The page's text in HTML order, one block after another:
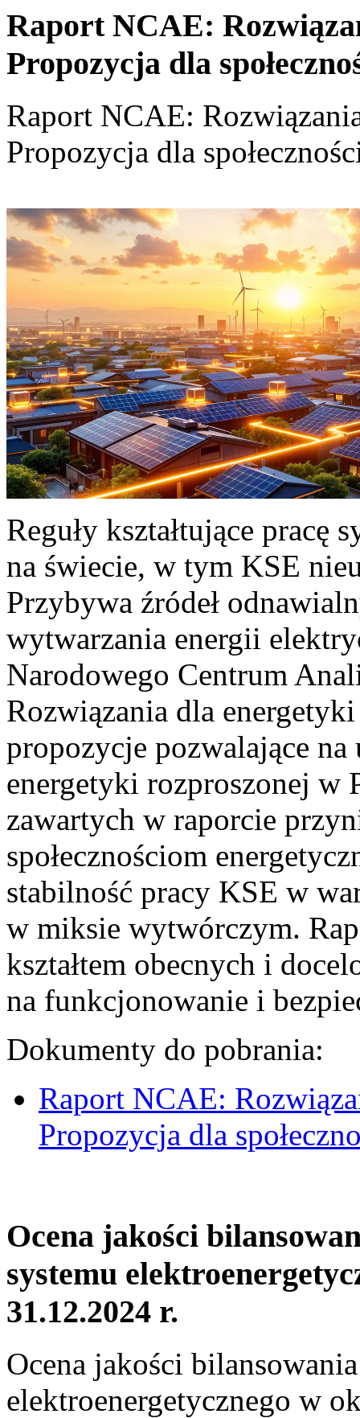
Raport NCAE:
Propozycja dla
Raport NCAE:
Propozycja dla
Reguły kształtujące pracę
na świecie, w tym KSE
Przybywa źródeł
wytwarzania energii
Narodowego Centrum
Rozwiązania dla
propozycje pozwalające
energetyki rozproszonej w
zawartych w raporcie
społecznościom
stabilność pracy KSE w
w miksie wytwórczym.
kształtem obecnych i
na funkcjonowanie i
Dokumenty do pobrania:
Raport NCAE:
Propozycja dla
Ocena jakości
systemu
31.12.2024 r.
Ocena jakości
elektroenergetycznego w